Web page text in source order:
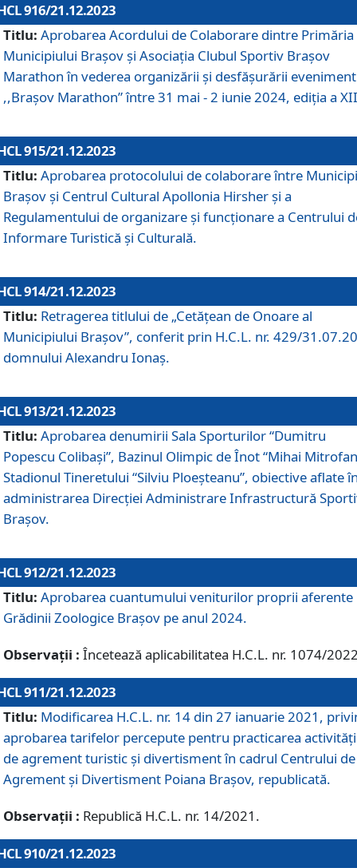
916/21.12.2023
Titlu: Aprobarea Acordului de Colaborare dintre Primăria
Municipiului Brașov și Asociația Clubul Sportiv Brașov
Marathon în vederea organizării și desfășurării
,,Brașov Marathon” între 31 mai - 2 iunie 2024, ediția a
915/21.12.2023
Titlu: Aprobarea protocolului de colaborare între
Brașov și Centrul Cultural Apollonia Hirsher și a
Regulamentului de organizare și funcționare a Centrului
Informare Turistică și Culturală.
914/21.12.2023
Titlu: Retragerea titlului de „Cetățean de Onoare al
Municipiului Brașov”, conferit prin H.C.L. nr. 429/
domnului Alexandru Ionaș.
913/21.12.2023
Titlu: Aprobarea denumirii Sala Sporturilor “Dumitru
Popescu Colibași”, Bazinul Olimpic de Înot “Mihai
Stadionul Tineretului “Silviu Ploeșteanu”, obiective aflate
administrarea Direcției Administrare Infrastructură
Brașov.
912/21.12.2023
Titlu: Aprobarea cuantumului veniturilor proprii aferente
Grădinii Zoologice Braşov pe anul 2024.
Observații : Încetează aplicabilitatea H.C.L. nr. 1074/
911/21.12.2023
Titlu: Modificarea H.C.L. nr. 14 din 27 ianuarie 2021,
aprobarea tarifelor percepute pentru practicarea
de agrement turistic și divertisment în cadrul Centrului de
Agrement și Divertisment Poiana Brașov, republicată.
Observații : Republică H.C.L. nr. 14/2021.
910/21.12.2023